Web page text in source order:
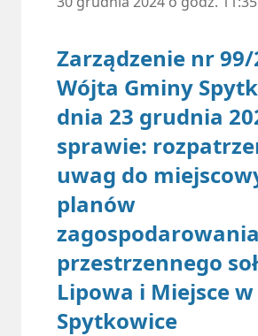
Zarządzenie nr 99/
Wójta Gminy
dnia 23 grudnia
sprawie:
uwag do
planów
zagospodarowania
przestrzennego
Lipowa i Miejsce
Spytkowice